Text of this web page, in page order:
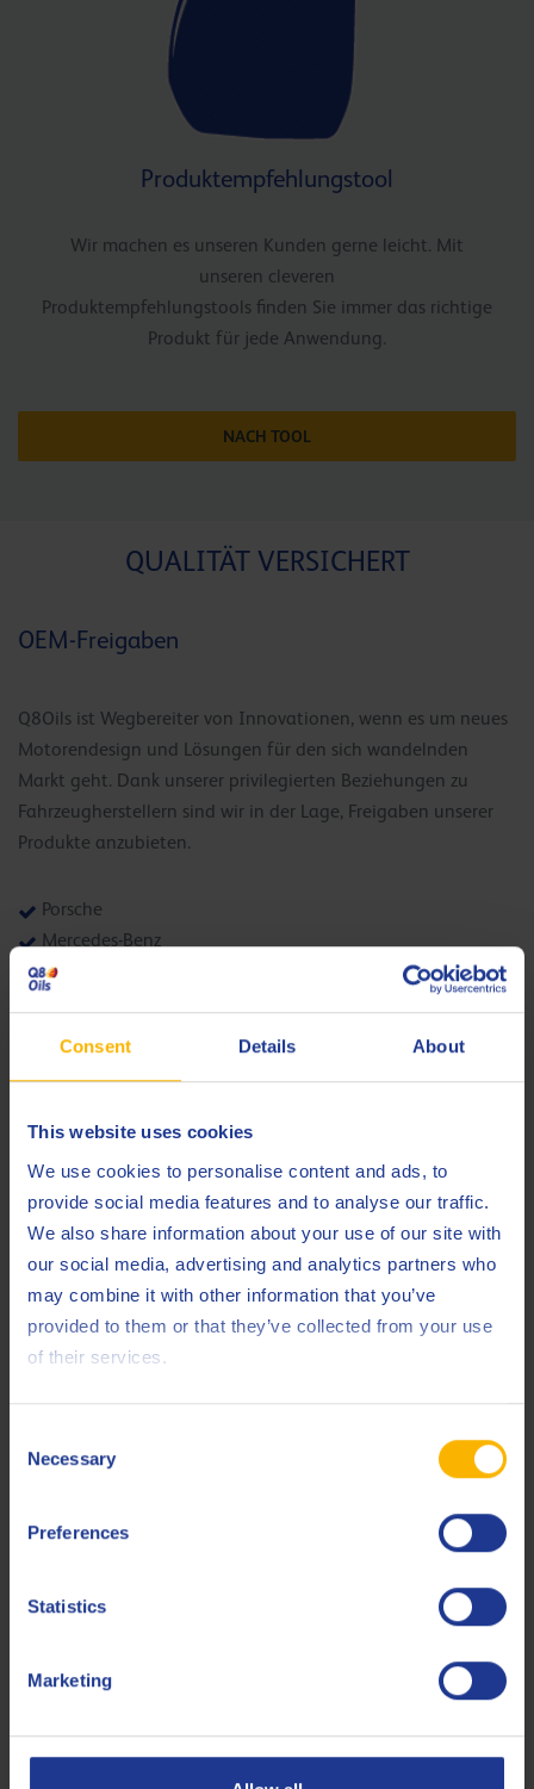
Consent Details About
This website uses cookies
We use cookies to personalise content and ads, to
provide social media features and to analyse our traffic.
We also share information about your use of our site with
our social media, advertising and analytics partners who
may combine it with other information that you’ve
provided to them or that they’ve collected from your use
of their services.
Selection
Necessary
Preferences
Statistics
Marketing
Produktempfehlungstool
Wir machen es unseren Kunden gerne leicht. Mit
unseren cleveren
Produktempfehlungstools finden Sie immer das richtige
Produkt für jede Anwendung.
NACH TOOL
QUALITÄT VERSICHERT
OEM-Freigaben
Q8Oils ist Wegbereiter von Innovationen, wenn es um neues
Motorendesign und Lösungen für den sich wandelnden
Markt geht. Dank unserer privilegierten Beziehungen zu
Fahrzeugherstellern sind wir in der Lage, Freigaben unserer
Produkte anzubieten.
Porsche
Mercedes-Benz
Renault
Das European Engine Lubricants Quality Management
System ist eine Reihe von Entwicklungsprotokollen,
Testmethoden, Produktionsstandards und Verhaltenskodizes,
die allgemein weltweit als Goldstandard für Kfz-
Motorenschmiermittel anerkannt sind.